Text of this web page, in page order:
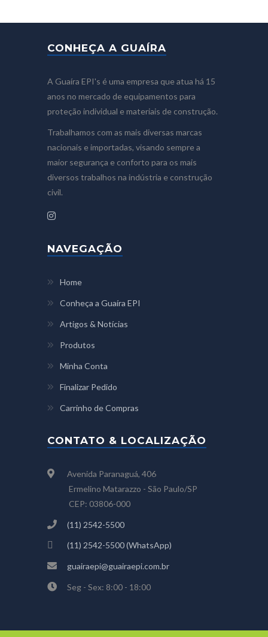
CONHEÇA A GUAÍRA
A Guaíra EPI's é uma empresa que atua há 15
anos no mercado de equipamentos para
proteção individual e materiais de construção.
Trabalhamos com as mais diversas marcas
nacionais e importadas, visando sempre a
maior segurança e conforto para os mais
diversos trabalhos na indústria e construção
civil.
NAVEGAÇÃO
Home
Conheça a Guaíra EPI
Artigos & Notícias
Produtos
Minha Conta
Finalizar Pedido
Carrinho de Compras
CONTATO & LOCALIZAÇÃO
Avenida Paranaguá, 406
Ermelino Matarazzo - São Paulo/SP
CEP: 03806-000
(11) 2542-5500
(11) 2542-5500 (WhatsApp)
guairaepi@guairaepi.com.br
Seg - Sex: 8:00 - 18:00